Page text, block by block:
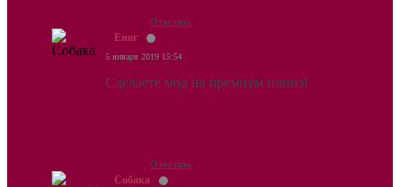
Ответить
Еног
5 января 2019 15:54
Сделаете мод на премиум плииз!
Ответить
Собака